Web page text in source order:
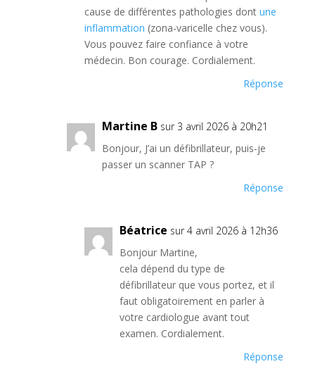
cause de différentes pathologies dont une
inflammation (zona-varicelle chez vous).
Vous pouvez faire confiance à votre
médecin. Bon courage. Cordialement.
Réponse
Martine B sur 3 avril 2026 à 20h21
Bonjour, J’ai un défibrillateur, puis-je
passer un scanner TAP ?
Réponse
Béatrice sur 4 avril 2026 à 12h36
Bonjour Martine,
cela dépend du type de
défibrillateur que vous portez, et il
faut obligatoirement en parler à
votre cardiologue avant tout
examen. Cordialement.
Réponse